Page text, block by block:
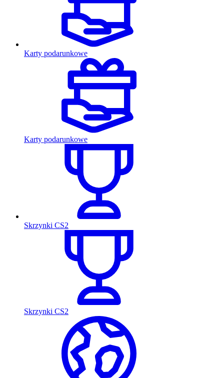
Karty podarunkowe
Karty podarunkowe
Skrzynki CS2
Skrzynki CS2